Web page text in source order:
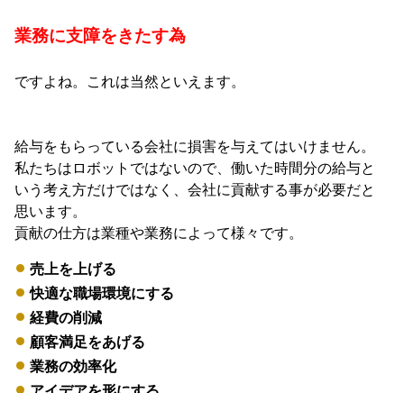
業務に支障をきたす為
ですよね。これは当然といえます。
給与をもらっている会社に損害を与えてはいけません。
私たちはロボットではないので、働いた時間分の給与と
いう考え方だけではなく、会社に貢献する事が必要だと
思います。
貢献の仕方は業種や業務によって様々です。
売上を上げる
快適な職場環境にする
経費の削減
顧客満足をあげる
業務の効率化